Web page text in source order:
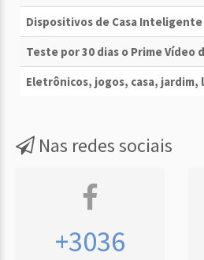
Dispositivos de Casa
Teste por 30 dias o Prime Vídeo
Eletrônicos, jogos, casa, jardim,
Nas redes sociais
+3036